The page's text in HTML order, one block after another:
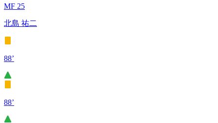
MF 25
北島 祐二
88’
88’